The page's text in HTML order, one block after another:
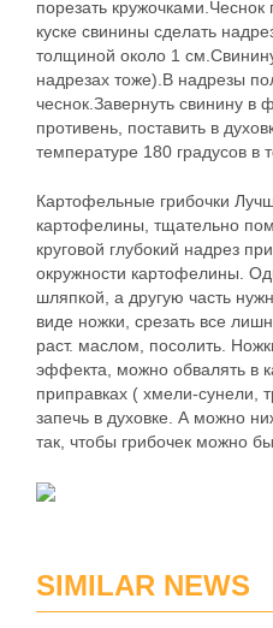
порезать
куске свинины сделать
толщиной около 1
надрезах тоже).В надрезы
чеснок.Завернуть свинину в
противень, поставить в
температуре 180 градусов в
Картофельные грибочки
картофелины, тщательно
круговой глубокий надрез
окружности картофелины.
шляпкой, а другую часть
виде ножки, срезать все
раст. маслом, посолить.
эффекта, можно обвалять в
приправках ( хмели-сунели,
запечь в духовке. А можно
так, чтобы грибочек можно
SIMILAR NEWS